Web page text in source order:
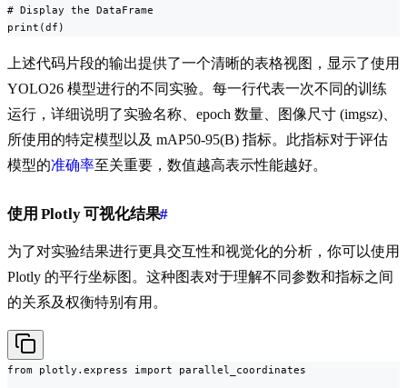
# Display the DataFrame
print(df)
上述代码片段的输出提供了一个清晰的表格视图，显示了使用
YOLO26 模型进行的不同实验。每一行代表一次不同的训练
运行，详细说明了实验名称、epoch 数量、图像尺寸 (imgsz)、
所使用的特定模型以及 mAP50-95(B) 指标。此指标对于评估
模型的准确率至关重要，数值越高表示性能越好。
使用 Plotly 可视化结果#
为了对实验结果进行更具交互性和视觉化的分析，你可以使用
Plotly 的平行坐标图。这种图表对于理解不同参数和指标之间
的关系及权衡特别有用。
from plotly.express import parallel_coordinates